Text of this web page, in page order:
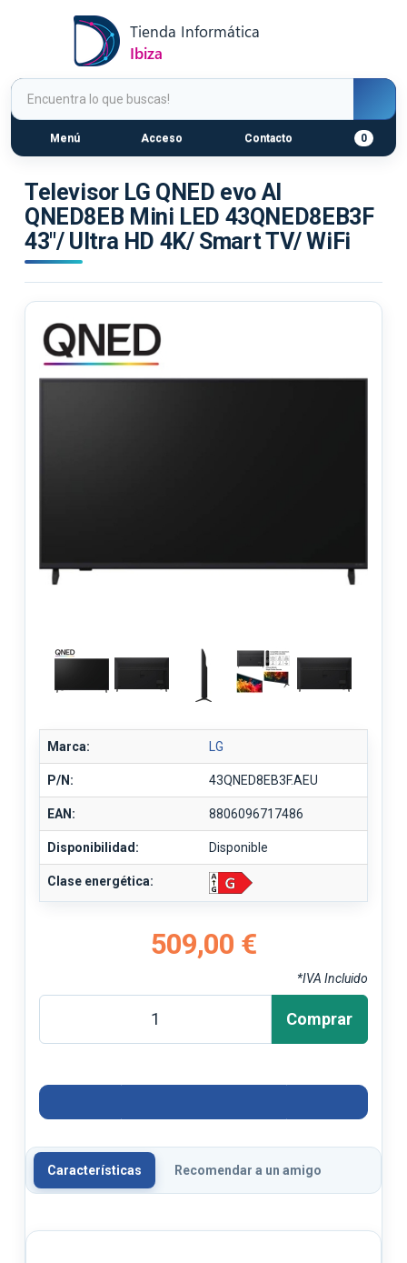
Menú Acceso Contacto 0
Televisor LG QNED evo AI
QNED8EB Mini LED 43QNED8EB3F
43"/ Ultra HD 4K/ Smart TV/ WiFi
Marca: LG
P/N: 43QNED8EB3F.AEU
EAN: 8806096717486
Disponibilidad: Disponible
Clase energética:
509,00 €
*IVA Incluido
Comprar
Características Recomendar a un amigo